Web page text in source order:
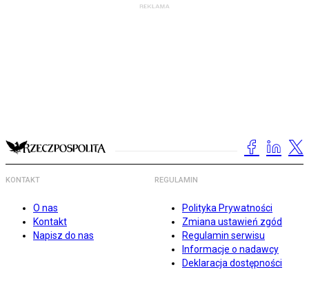
KONTAKT
O nas
Kontakt
Napisz do nas
REGULAMIN
Polityka Prywatności
Zmiana ustawień zgód
Regulamin serwisu
Informacje o nadawcy
Deklaracja dostępności